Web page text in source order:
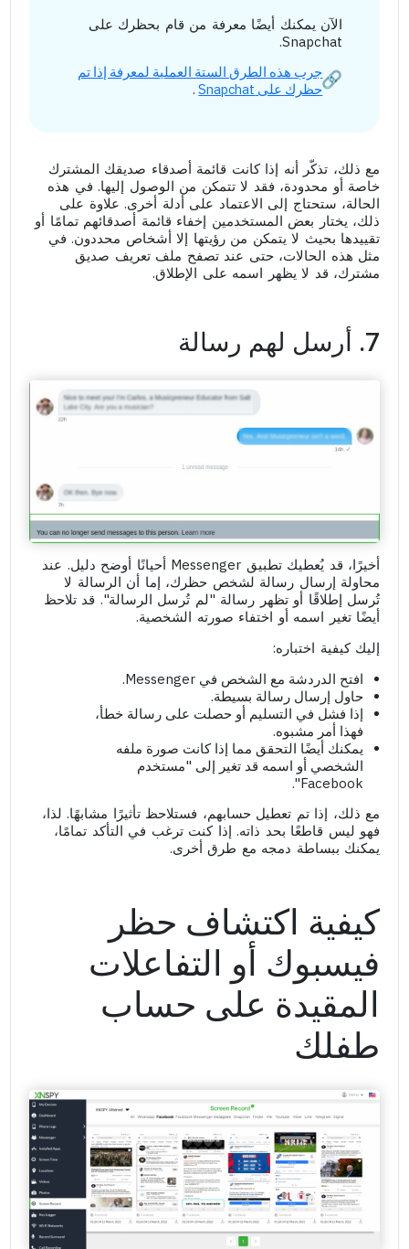
الآن يمكنك أيضًا معرفة من قام بحظرك على
Snapchat.
جرب هذه الطرق الستة العملية لمعرفة إذا تم
حظرك على Snapchat
.
مع ذلك، تذكّر أنه إذا كانت قائمة أصدقاء صديقك المشترك
خاصة أو محدودة، فقد لا تتمكن من الوصول إليها. في هذه
الحالة، ستحتاج إلى الاعتماد على أدلة أخرى. علاوة على
ذلك، يختار بعض المستخدمين إخفاء قائمة أصدقائهم تمامًا أو
تقييدها بحيث لا يتمكن من رؤيتها إلا أشخاص محددون. في
مثل هذه الحالات، حتى عند تصفح ملف تعريف صديق
مشترك، قد لا يظهر اسمه على الإطلاق.
7. أرسل لهم رسالة
أخيرًا، قد يُعطيك تطبيق Messenger أحيانًا أوضح دليل. عند
محاولة إرسال رسالة لشخص حظرك، إما أن الرسالة لا
تُرسل إطلاقًا أو تظهر رسالة "لم تُرسل الرسالة". قد تلاحظ
أيضًا تغير اسمه أو اختفاء صورته الشخصية.
إليك كيفية اختباره:
افتح الدردشة مع الشخص في Messenger.
حاول إرسال رسالة بسيطة.
إذا فشل في التسليم أو حصلت على رسالة خطأ،
فهذا أمر مشبوه.
يمكنك أيضًا التحقق مما إذا كانت صورة ملفه
الشخصي أو اسمه قد تغير إلى "مستخدم
Facebook".
مع ذلك، إذا تم تعطيل حسابهم، فستلاحظ تأثيرًا مشابهًا. لذا،
فهو ليس قاطعًا بحد ذاته. إذا كنت ترغب في التأكد تمامًا،
يمكنك ببساطة دمجه مع طرق أخرى.
كيفية اكتشاف حظر
فيسبوك أو التفاعلات
المقيدة على حساب
طفلك